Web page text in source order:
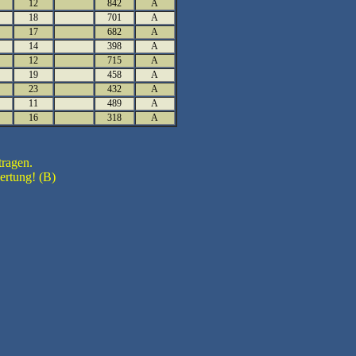
12 842
A
18
701
A
17
682
A
14
398
A
12
715
A
19
458
A
23
432
A
11
489
A
16
318 A
(B)